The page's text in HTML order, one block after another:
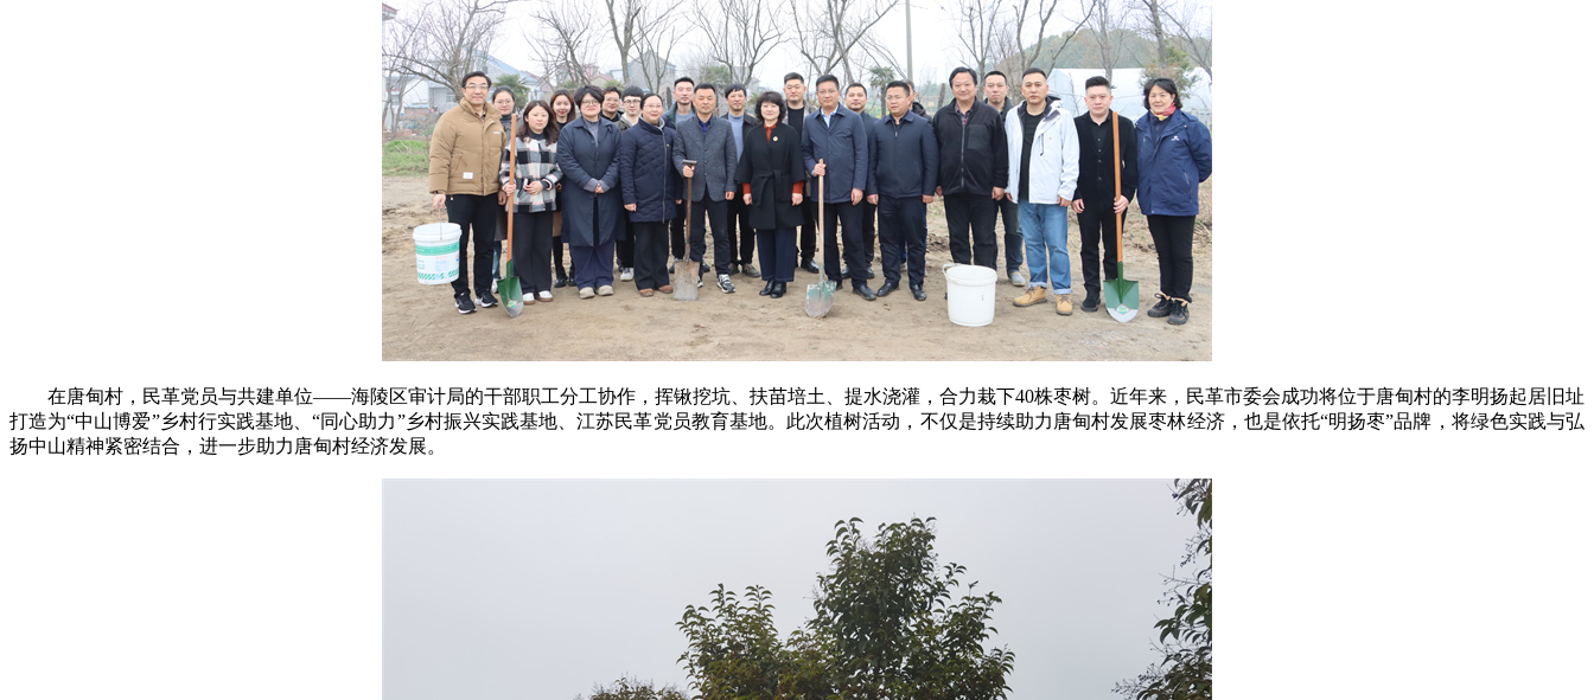
在唐甸村，民革党员与共建单位——海陵区审计局的干部职工分工协作，挥锹挖坑、扶苗培土、提水浇灌，合力栽下40株枣树。近年来，民革市委会成功将位于唐甸村的李明扬起居旧址
打造为“中山博爱”乡村行实践基地、“同心助力”乡村振兴实践基地、江苏民革党员教育基地。此次植树活动，不仅是持续助力唐甸村发展枣林经济，也是依托“明扬枣”品牌，将绿色实践与弘
扬中山精神紧密结合，进一步助力唐甸村经济发展。